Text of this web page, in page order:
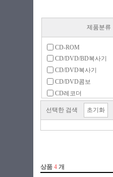
제품분류
CD-ROM
CD/DVD/BD복사기
CD/DVD복사기
CD/DVD콤보
CD레코더
DVD-ROM
DVD레코더
ODD 케이스
선택한 검색
초기화